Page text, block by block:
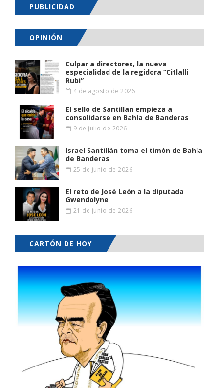
PUBLICIDAD
OPINIÓN
Culpar a directores, la nueva
especialidad de la regidora “Citlalli
Rubi”
4 de agosto de 2026
El sello de Santillan empieza a
consolidarse en Bahía de Banderas
9 de julio de 2026
Israel Santillán toma el timón de Bahía
de Banderas
25 de junio de 2026
El reto de José León a la diputada
Gwendolyne
21 de junio de 2026
CARTÓN DE HOY